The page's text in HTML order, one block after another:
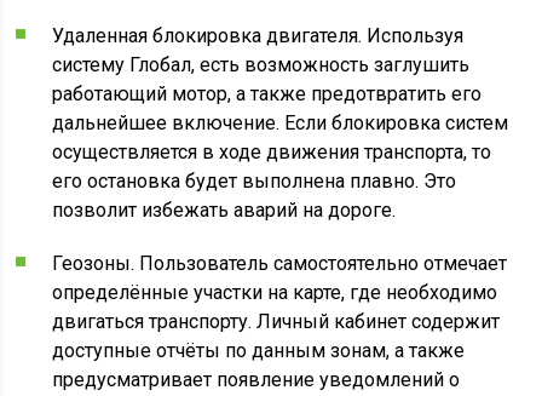
Удаленная блокировка двигателя. Используя
систему Глобал, есть возможность заглушить
работающий мотор, а также предотвратить его
дальнейшее включение. Если блокировка систем
осуществляется в ходе движения транспорта, то
его остановка будет выполнена плавно. Это
позволит избежать аварий на дороге.
Геозоны. Пользователь самостоятельно отмечает
определённые участки на карте, где необходимо
двигаться транспорту. Личный кабинет содержит
доступные отчёты по данным зонам, а также
предусматривает появление уведомлений о